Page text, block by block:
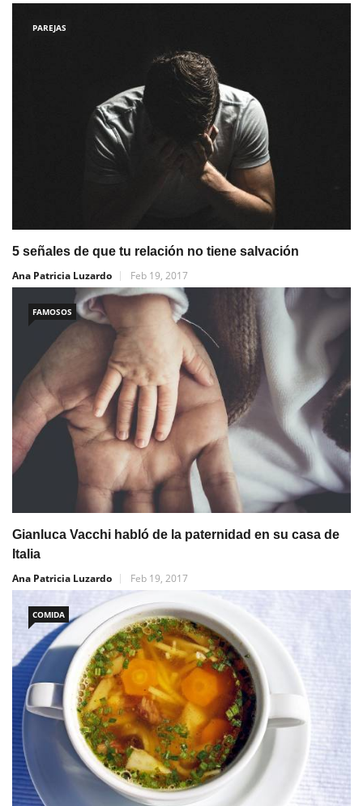
PAREJAS
5 señales de que tu relación no tiene salvación
Ana Patricia Luzardo
Feb 19, 2017
FAMOSOS
Gianluca Vacchi habló de la paternidad en su casa de
Italia
Ana Patricia Luzardo
Feb 19, 2017
COMIDA